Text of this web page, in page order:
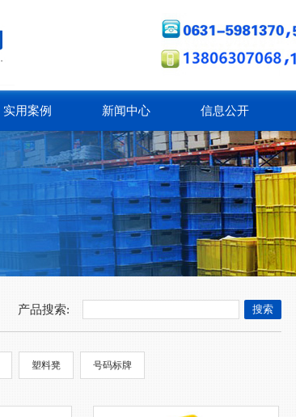
实用案例 新闻中心 信息公开
产品搜索:
塑料凳 号码标牌